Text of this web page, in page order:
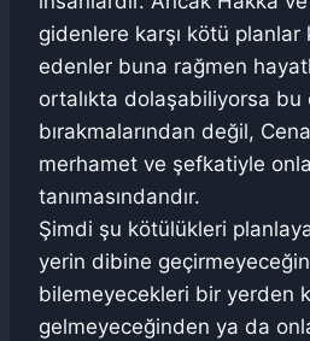
gidenlere karşı kötü planlar
edenler buna rağmen
ortalıkta dolaşabiliyorsa bu
bırakmalarından değil,
merhamet ve şefkatiyle
tanımasındandır.
Şimdi şu kötülükleri
yerin dibine
bilemeyecekleri bir yerden
gelmeyeceğinden ya da